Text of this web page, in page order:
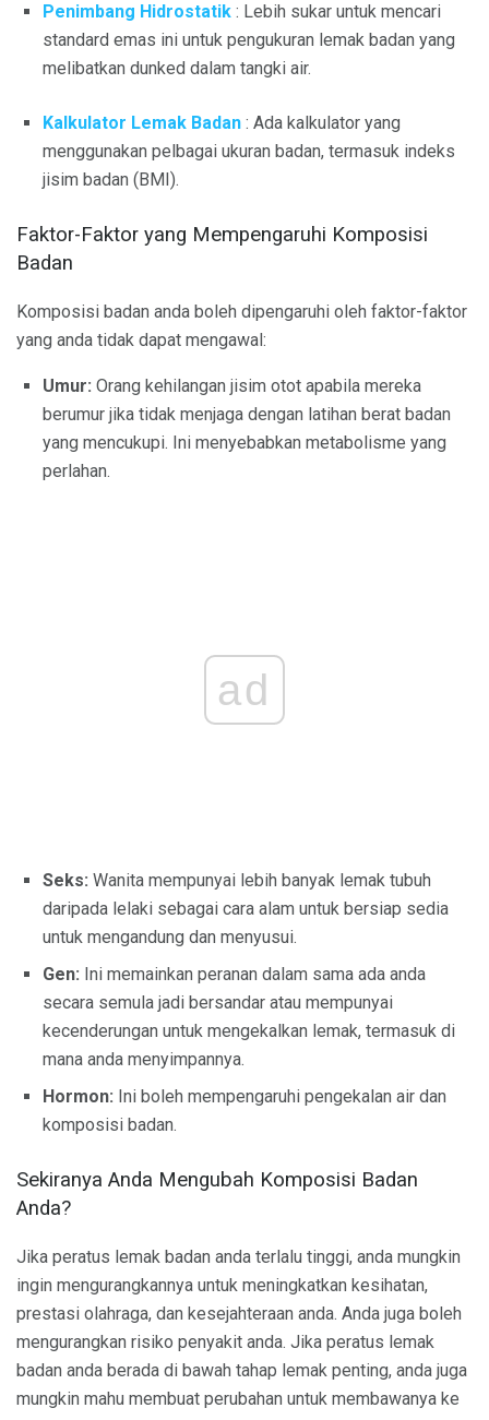
Penimbang Hidrostatik : Lebih sukar untuk mencari
standard emas ini untuk pengukuran lemak badan yang
melibatkan dunked dalam tangki air.
Kalkulator Lemak Badan : Ada kalkulator yang
menggunakan pelbagai ukuran badan, termasuk indeks
jisim badan (BMI).
Faktor-Faktor yang Mempengaruhi Komposisi
Badan
Komposisi badan anda boleh dipengaruhi oleh faktor-faktor
yang anda tidak dapat mengawal:
Umur: Orang kehilangan jisim otot apabila mereka
berumur jika tidak menjaga dengan latihan berat badan
yang mencukupi. Ini menyebabkan metabolisme yang
perlahan.
ad
Seks: Wanita mempunyai lebih banyak lemak tubuh
daripada lelaki sebagai cara alam untuk bersiap sedia
untuk mengandung dan menyusui.
Gen: Ini memainkan peranan dalam sama ada anda
secara semula jadi bersandar atau mempunyai
kecenderungan untuk mengekalkan lemak, termasuk di
mana anda menyimpannya.
Hormon: Ini boleh mempengaruhi pengekalan air dan
komposisi badan.
Sekiranya Anda Mengubah Komposisi Badan
Anda?
Jika peratus lemak badan anda terlalu tinggi, anda mungkin
ingin mengurangkannya untuk meningkatkan kesihatan,
prestasi olahraga, dan kesejahteraan anda. Anda juga boleh
mengurangkan risiko penyakit anda. Jika peratus lemak
badan anda berada di bawah tahap lemak penting, anda juga
mungkin mahu membuat perubahan untuk membawanya ke